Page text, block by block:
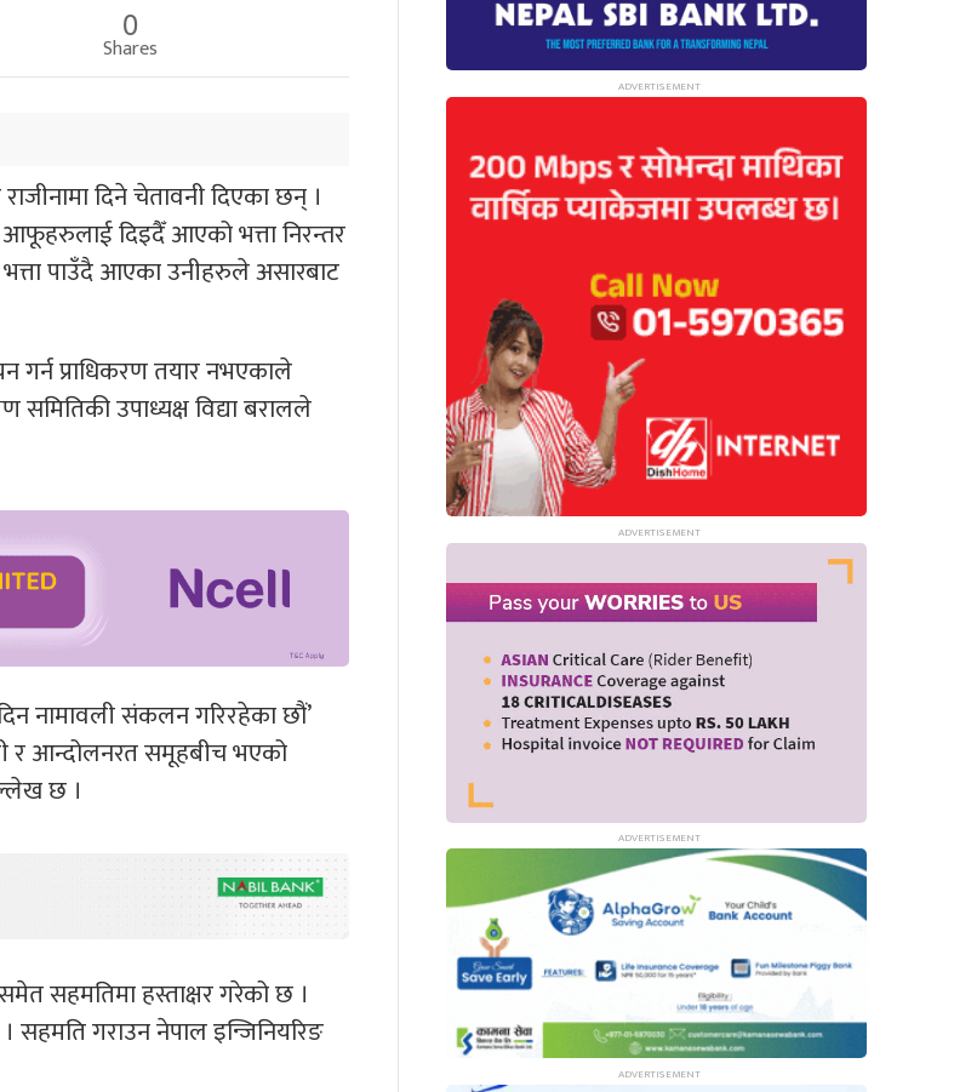
0
Shares
दिने चेतावनी दिएका छन् ।
आफूहरुलाई दिइदैँ आएको भत्ता निरन्तर
पाउँदै आएका उनीहरुले असारबाट
गर्न प्राधिकरण तयार नभएकाले
समितिकी उपाध्यक्ष विद्या बरालले
नामावली संकलन गरिरहेका छौं’
र आन्दोलनरत समूहबीच भएको
छ ।
सहमतिमा हस्ताक्षर गरेको छ ।
सहमति गराउन नेपाल इन्जिनियरिङ